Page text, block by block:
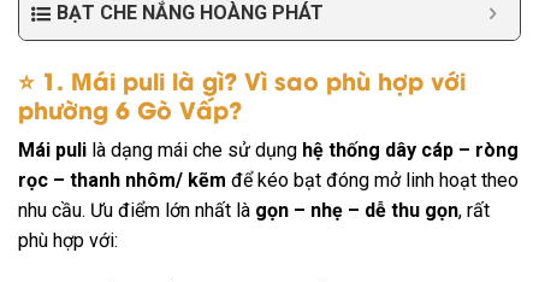
BẠT CHE NẮNG HOÀNG PHÁT
⭐ 1. Mái puli là gì? Vì sao phù hợp với
phường 6 Gò Vấp?
Mái puli là dạng mái che sử dụng hệ thống dây cáp – ròng
rọc – thanh nhôm/ kẽm để kéo bạt đóng mở linh hoạt theo
nhu cầu. Ưu điểm lớn nhất là gọn – nhẹ – dễ thu gọn, rất
phù hợp với: